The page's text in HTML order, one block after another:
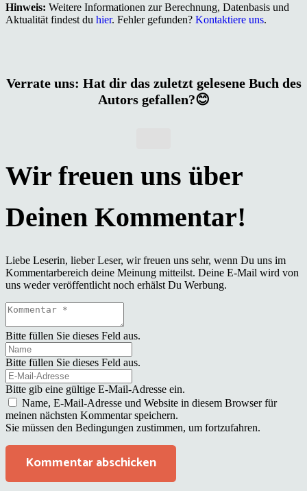
Hinweis: Weitere Informationen zur Berechnung, Datenbasis und
Aktualität findest du hier. Fehler gefunden? Kontaktiere uns.
Verrate uns: Hat dir das zuletzt gelesene Buch des
Autors gefallen?😊
Liebe Leserin, lieber Leser, wir freuen uns sehr, wenn Du uns im
Kommentarbereich deine Meinung mitteilst. Deine E-Mail wird von
uns weder veröffentlicht noch erhälst Du Werbung.
Bitte füllen Sie dieses Feld aus.
Bitte füllen Sie dieses Feld aus.
Bitte gib eine gültige E-Mail-Adresse ein.
Name, E-Mail-Adresse und Website in diesem Browser für
meinen nächsten Kommentar speichern.
Sie müssen den Bedingungen zustimmen, um fortzufahren.
Kommentar abschicken